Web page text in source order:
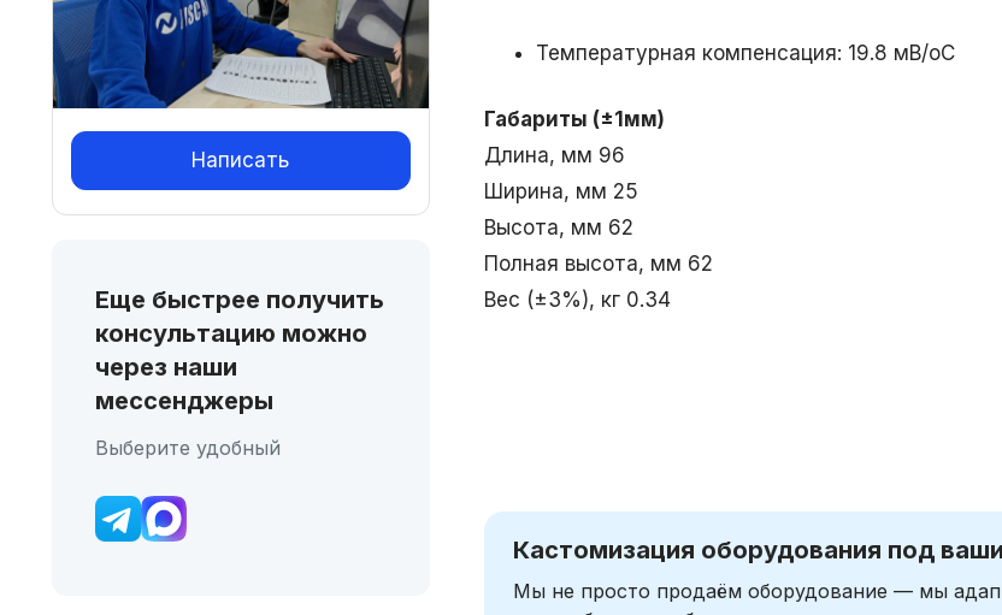
Температурная компенсация: 19.8 мВ/oС
Габариты (±1мм)
Длина, мм 96
Ширина, мм 25
Высота, мм 62
Полная высота, мм 62
Вес (±3%), кг 0.34
Кастомизация оборудования под
Мы не просто продаём оборудование — мы
Написать
Еще быстрее получить
консультацию можно
через наши
мессенджеры
Выберите удобный